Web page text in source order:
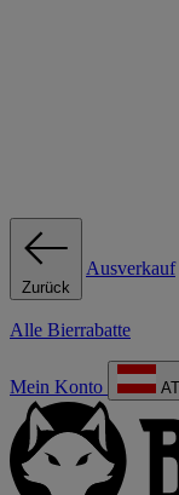
Zurück
Ausverkauf
Alle Bierrabatte
Mein Konto